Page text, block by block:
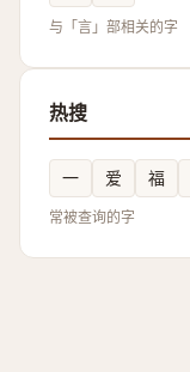
与「言」部相关的字
热搜
一 爱 福
常被查询的字